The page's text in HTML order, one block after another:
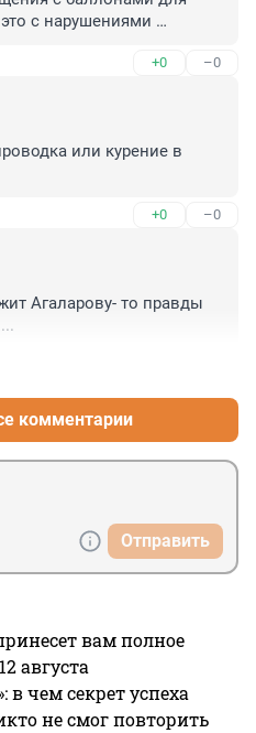
с нарушениями
+0 –0
или курение в
+0 –0
Агаларову- то правды
комментарии
Отправить
вам полное
августа
в чем секрет успеха
не смог повторить